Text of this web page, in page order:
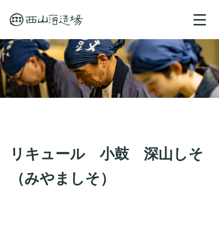
toggle
リキュール 小鼓 深山しそ
（みやましそ）